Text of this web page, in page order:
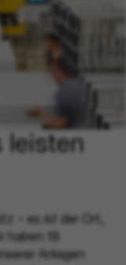
leisten
– es ist der Ort,
18
Anlagen